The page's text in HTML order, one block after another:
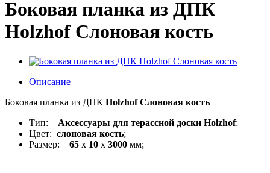
Боковая планка из ДПК
Holzhof Слоновая кость
Описание
Боковая планка из ДПК Holzhof Слоновая кость
Тип: Аксессуары для терассной доски Holzhof;
Цвет: слоновая кость;
Размер: 65 х 10 х 3000 мм;